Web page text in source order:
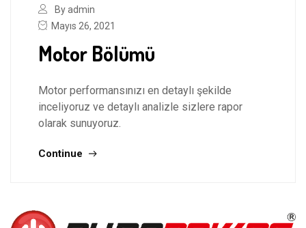
By admin
Mayıs 26, 2021
Motor Bölümü
Motor performansınızı en detaylı şekilde
inceliyoruz ve detaylı analizle sizlere rapor
olarak sunuyoruz.
Continue